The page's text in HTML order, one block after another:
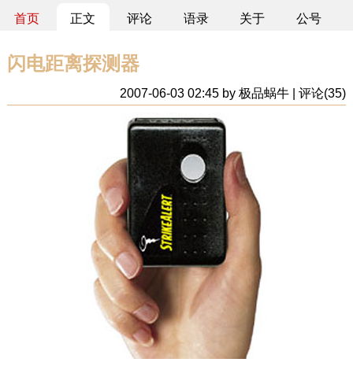
首页 正文 评论 语录 关于 公号
闪电距离探测器
2007-06-03 02:45 by 极品蜗牛 | 评论(35)